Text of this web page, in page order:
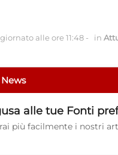
alle ore 11:48 - in
alle tue Fonti
più facilmente i nostri